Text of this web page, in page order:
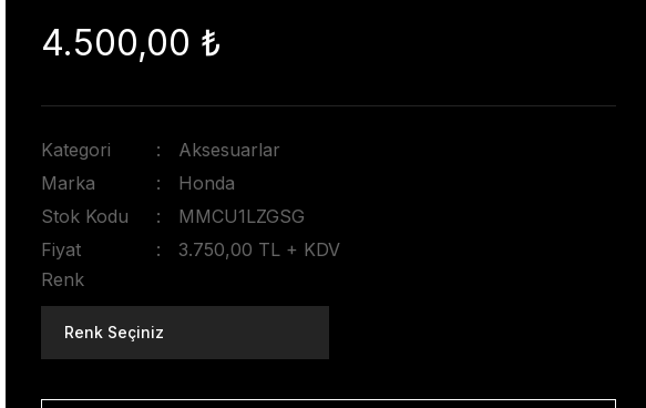
4.500,00 ₺
Kategori
Aksesuarlar
Marka
Honda
Stok Kodu
MMCU1LZGSG
Fiyat
3.750,00 TL + KDV
Renk